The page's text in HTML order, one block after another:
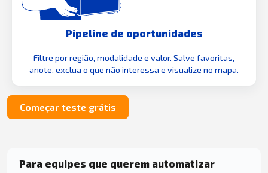
Pipeline de oportunidades
Filtre por região, modalidade e valor. Salve favoritas,
anote, exclua o que não interessa e visualize no mapa.
Começar teste grátis
Para equipes que querem automatizar